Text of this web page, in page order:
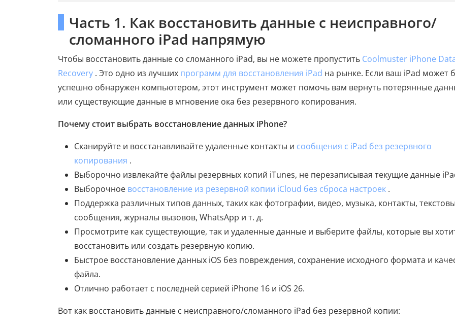
Часть 1. Как восстановить данные с неисправного/
сломанного iPad напрямую
Чтобы восстановить данные со сломанного iPad, вы не можете пропустить Coolmuster iPhone
Recovery . Это одно из лучших программ для восстановления iPad на рынке. Если ваш iPad может
успешно обнаружен компьютером, этот инструмент может помочь вам вернуть потерянные
или существующие данные в мгновение ока без резервного копирования.
Почему стоит выбрать восстановление данных iPhone?
Сканируйте и восстанавливайте удаленные контакты и сообщения с iPad без резервного
копирования .
Выборочно извлекайте файлы резервных копий iTunes, не перезаписывая текущие данные
Выборочное восстановление из резервной копии iCloud без сброса настроек .
Поддержка различных типов данных, таких как фотографии, видео, музыка, контакты,
сообщения, журналы вызовов, WhatsApp и т. д.
Просмотрите как существующие, так и удаленные данные и выберите файлы, которые вы
восстановить или создать резервную копию.
Быстрое восстановление данных iOS без повреждения, сохранение исходного формата и
файла.
Отлично работает с последней серией iPhone 16 и iOS 26.
Вот как восстановить данные с неисправного/сломанного iPad без резервной копии: